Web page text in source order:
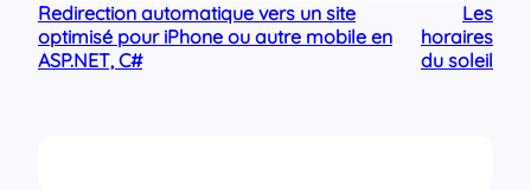
Redirection automatique vers un site
optimisé pour iPhone ou autre mobile en
ASP.NET, C#
Les
horaires
du soleil